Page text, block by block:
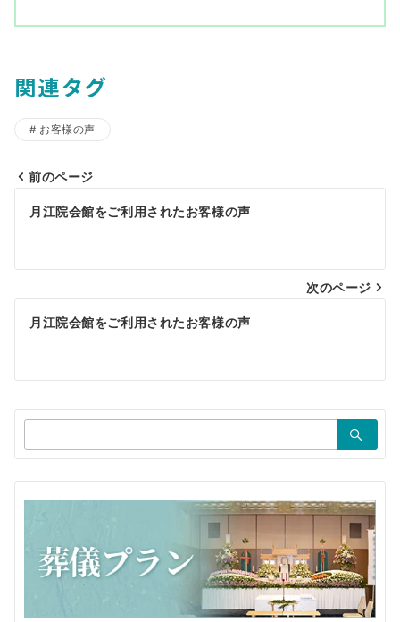
関連タグ
お客様の声
ナ
ビ
ゲ
シ
ョ
ン
前のページ
月江院会館をご利用されたお客様の声
次のページ
月江院会館をご利用されたお客様の声
索：